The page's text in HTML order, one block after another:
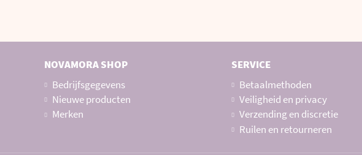
NOVAMORA SHOP
Bedrijfsgegevens
Nieuwe producten
Merken
SERVICE
Betaalmethoden
Veiligheid en privacy
Verzending en discretie
Ruilen en retourneren